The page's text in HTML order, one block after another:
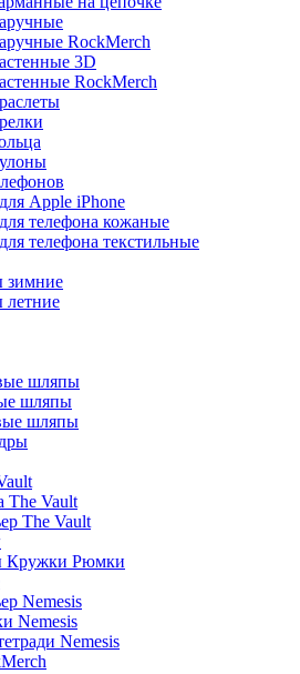
RockMerch
3D
RockMerch
Apple iPhone
телефона кожаные
телефона текстильные
шляпы
шляпы
шляпы
The Vault
The Vault
Кружки Рюмки
Nemesis
Nemesis
Nemesis